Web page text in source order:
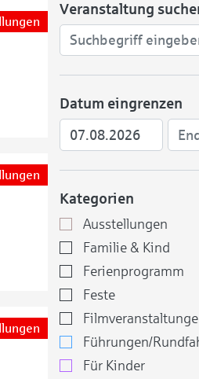
Veranstaltung
Datum eingrenzen
Kategorien
Ausstellungen
Familie & Kind
Ferienprogramm
Feste
Führungen/
Für Kinder